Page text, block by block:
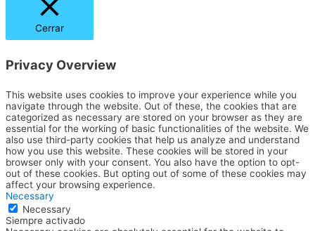
Cerrar
Privacy Overview
This website uses cookies to improve your experience while you
navigate through the website. Out of these, the cookies that are
categorized as necessary are stored on your browser as they are
essential for the working of basic functionalities of the website. We
also use third-party cookies that help us analyze and understand
how you use this website. These cookies will be stored in your
browser only with your consent. You also have the option to opt-
out of these cookies. But opting out of some of these cookies may
affect your browsing experience.
Necessary
Necessary
Siempre activado